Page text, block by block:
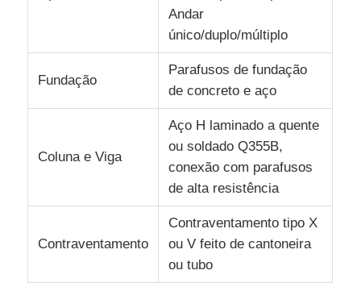
Andar
único/duplo/múltiplo
Fundação
Parafusos de fundação
de concreto e aço
Coluna e Viga
Aço H laminado a quente
ou soldado Q355B,
conexão com parafusos
de alta resistência
Contraventamento
Contraventamento tipo X
ou V feito de cantoneira
ou tubo